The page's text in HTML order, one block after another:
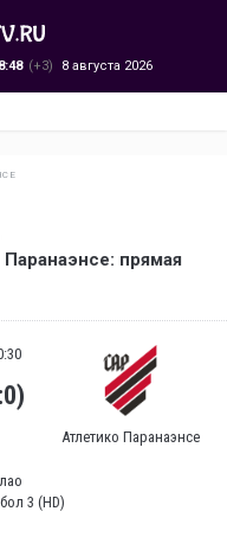
(+3) 8 августа 2026
прямая
Атлетико Паранаэнсе
3 (HD)